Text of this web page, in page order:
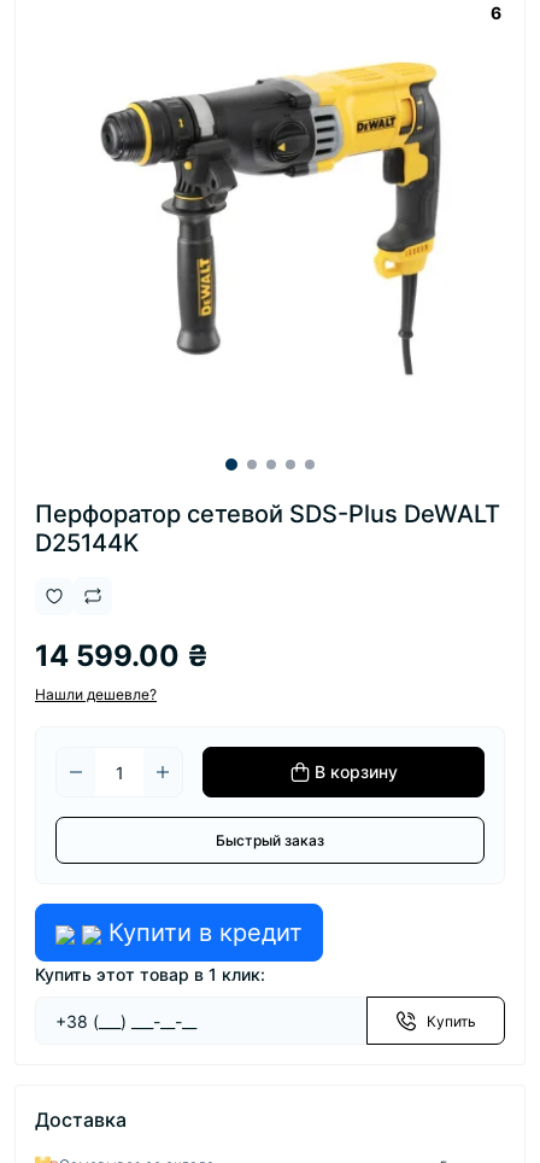
6
Перфоратор сетевой SDS-Plus DeWALT
D25144K
14 599.00 ₴
Нашли дешевле?
В корзину
Быстрый заказ
Купити в кредит
Купить этот товар в 1 клик:
Купить
Доставка